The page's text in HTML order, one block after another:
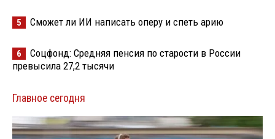
5 Сможет ли ИИ написать оперу и спеть арию
6
Соцфонд: Средняя пенсия по старости в России
превысила 27,2 тысячи
Главное сегодня